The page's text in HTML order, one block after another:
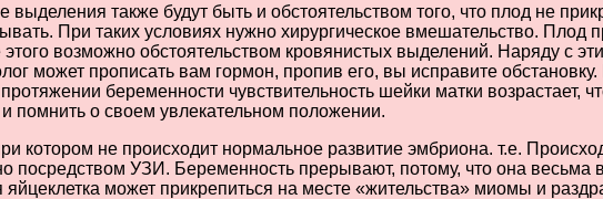
также будут быть и обстоятельством того, что плод не
При таких условиях нужно хирургическое вмешательство. Плод
этого возможно обстоятельством кровянистых выделений. Наряду с
может прописать вам гормон, пропив его, вы исправите
беременности чувствительность шейки матки
помнить о своем увлекательном положении.
котором не происходит нормальное развитие эмбриона. т.е.
посредством УЗИ. Беременность прерывают, потому, что она
может прикрепиться на месте «жительства» миомы и